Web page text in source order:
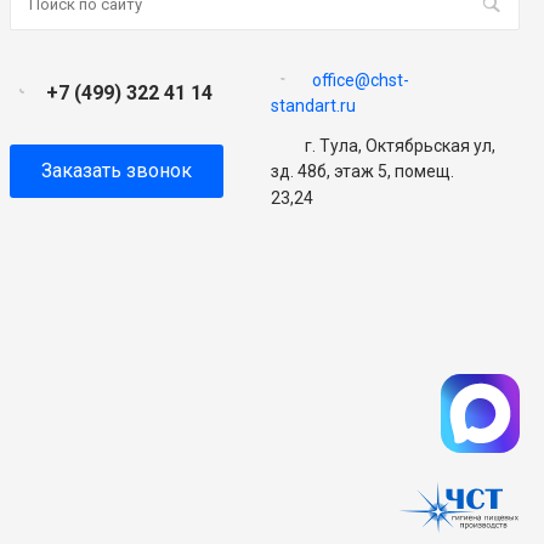
+7 (499) 322 41 14
office@chst-
standart.ru
Заказать звонок
г. Тула, Октябрьская ул,
зд. 48б, этаж 5, помещ.
23,24